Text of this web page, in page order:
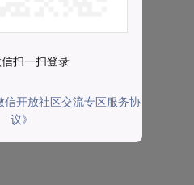
扫一扫登录
信开放社区交流专区服务协
议》